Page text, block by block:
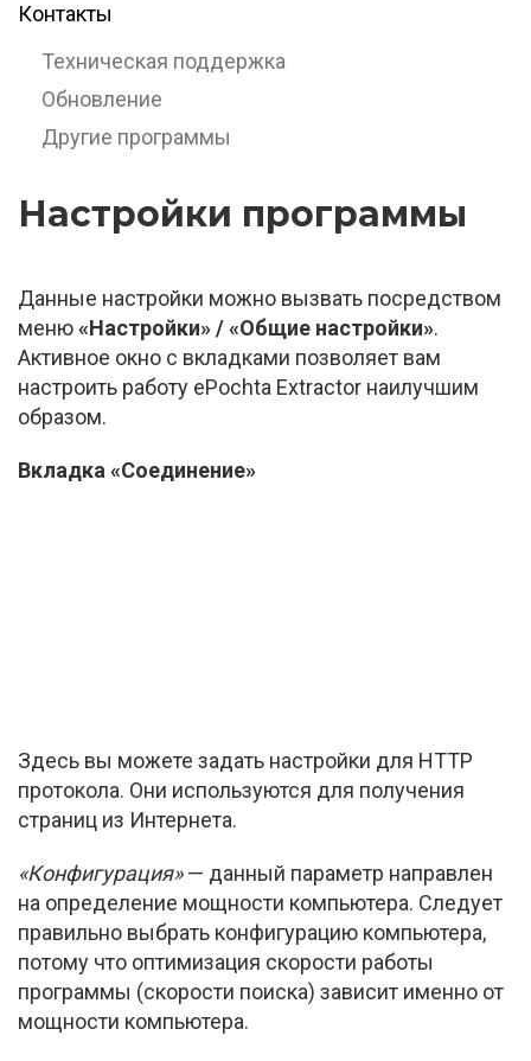
Контакты
Техническая поддержка
Обновление
Другие программы
Настройки программы
Данные настройки можно вызвать посредством
меню«Настройки» / «Общие настройки».
Активное окно с вкладками позволяет вам
настроить работу ePochta Extractor наилучшим
образом.
Вкладка «Соединение»
Здесь вы можете задать настройки для HTTP
протокола. Они используются для получения
страниц из Интернета.
«Конфигурация»— данный параметр направлен
на определение мощности компьютера. Следует
правильно выбрать конфигурацию компьютера,
потому что оптимизация скорости работы
программы (скорости поиска) зависит именно от
мощности компьютера.